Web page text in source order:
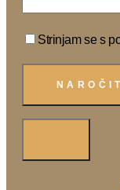
Strinjam se s